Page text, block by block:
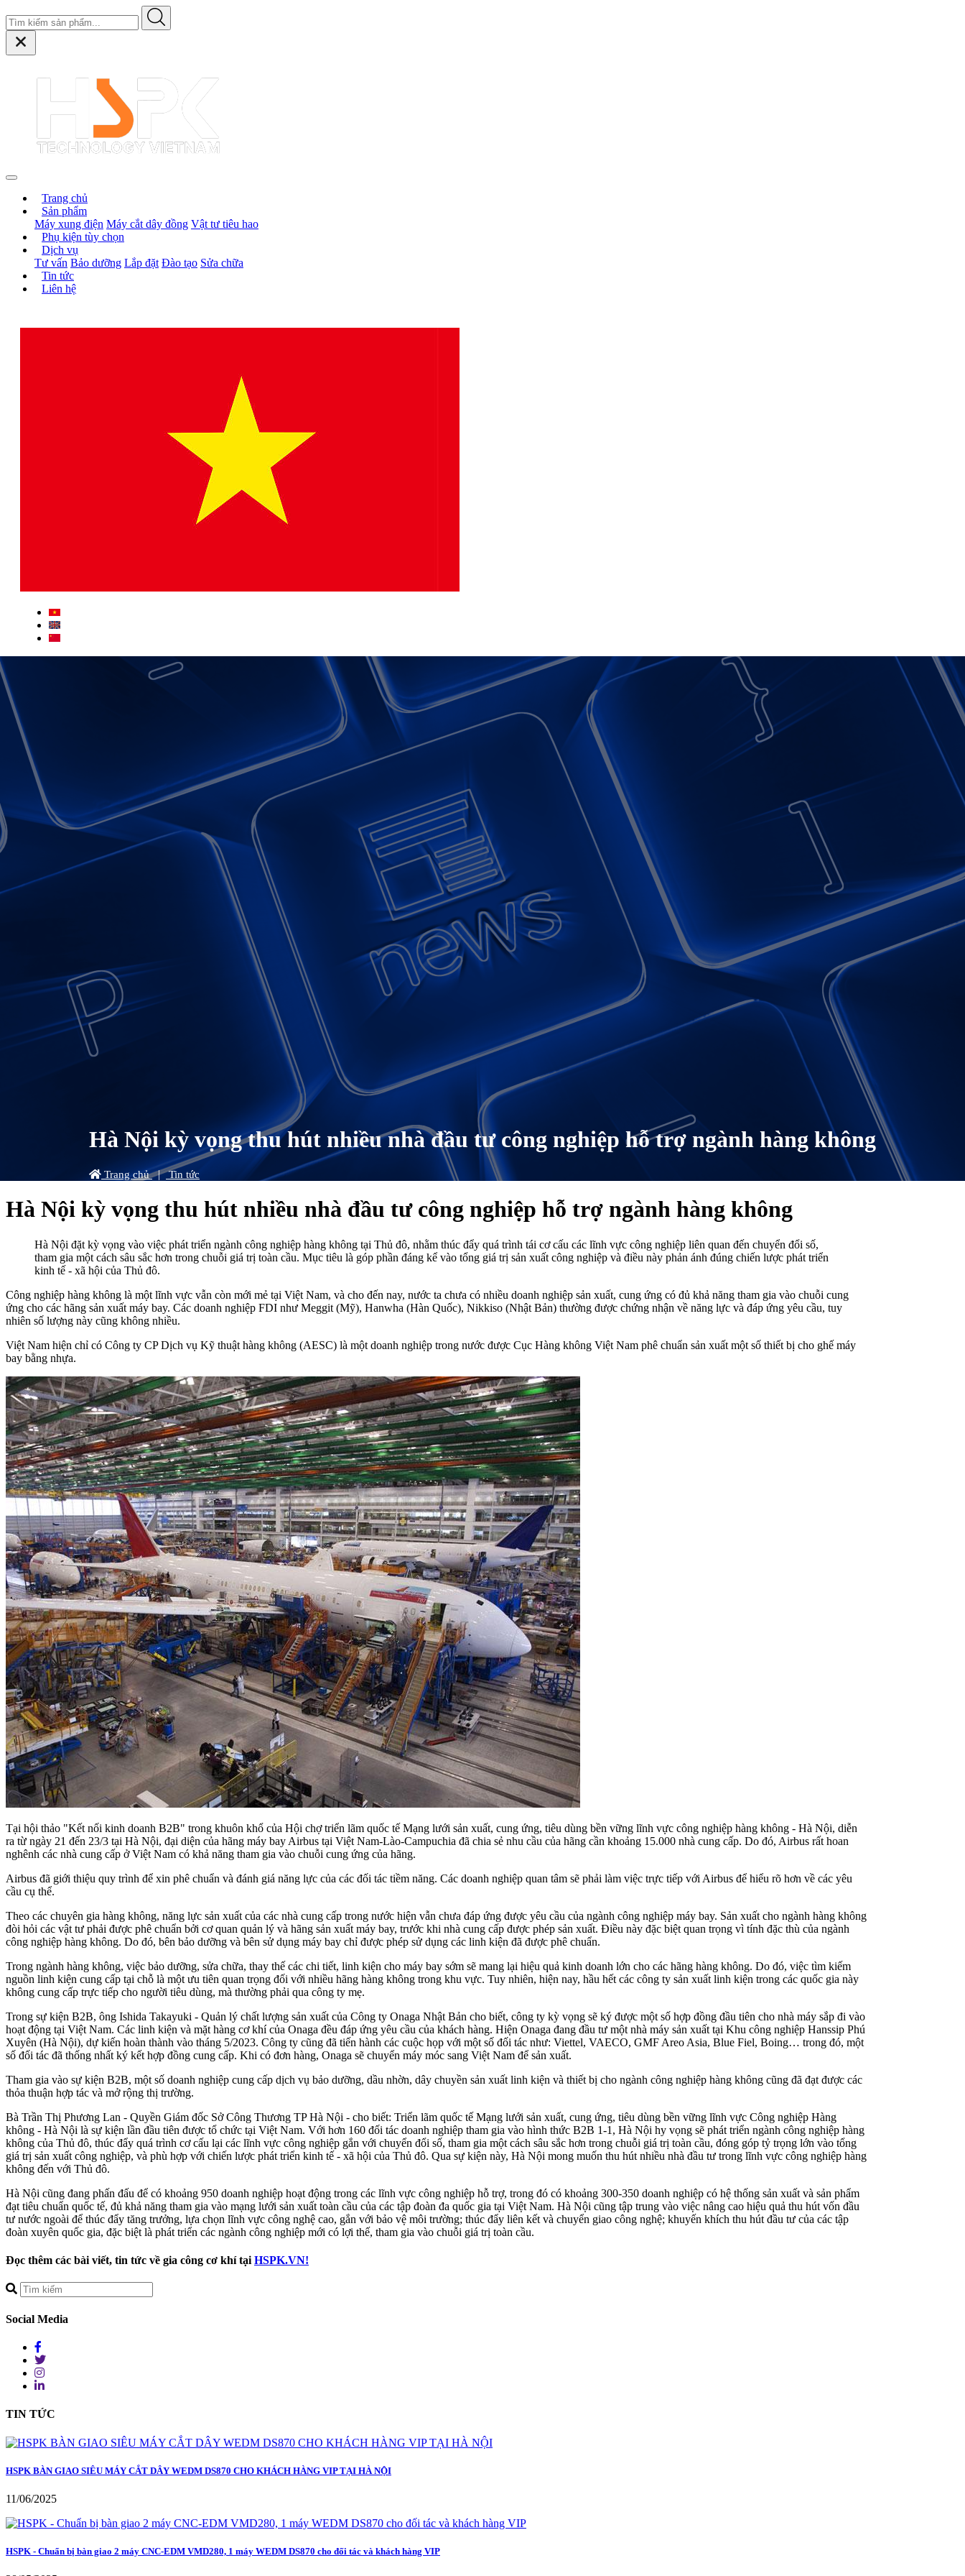
Trang chủ
Sản phẩm
Máy xung điện Máy cắt dây đồng Vật tư tiêu hao
Phụ kiện tùy chọn
Dịch vụ
Tư vấn Bảo dưỡng Lắp đặt Đào tạo Sửa chữa
Tin tức
Liên hệ
Hà Nội kỳ vọng thu hút nhiều nhà đầu tư công nghiệp hỗ trợ ngành hàng không
Trang chủ|Tin tức
Hà Nội kỳ vọng thu hút nhiều nhà đầu tư công nghiệp hỗ trợ ngành hàng không
Hà Nội đặt kỳ vọng vào việc phát triển ngành công nghiệp hàng không tại Thủ đô, nhằm thúc đẩy quá trình tái cơ cấu các lĩnh vực công nghiệp liên quan đến chuyển đổi số,
tham gia một cách sâu sắc hơn trong chuỗi giá trị toàn cầu. Mục tiêu là góp phần đáng kể vào tổng giá trị sản xuất công nghiệp và điều này phản ánh đúng chiến lược phát triển
kinh tế - xã hội của Thủ đô.
Công nghiệp hàng không là một lĩnh vực vẫn còn mới mẻ tại Việt Nam, và cho đến nay, nước ta chưa có nhiều doanh nghiệp sản xuất, cung ứng có đủ khả năng tham gia vào chuỗi cung
ứng cho các hãng sản xuất máy bay. Các doanh nghiệp FDI như Meggit (Mỹ), Hanwha (Hàn Quốc), Nikkiso (Nhật Bản) thường được chứng nhận về năng lực và đáp ứng yêu cầu, tuy
nhiên số lượng này cũng không nhiều.
Việt Nam hiện chỉ có Công ty CP Dịch vụ Kỹ thuật hàng không (AESC) là một doanh nghiệp trong nước được Cục Hàng không Việt Nam phê chuẩn sản xuất một số thiết bị cho ghế máy
bay bằng nhựa.
Tại hội thảo "Kết nối kinh doanh B2B" trong khuôn khổ của Hội chợ triển lãm quốc tế Mạng lưới sản xuất, cung ứng, tiêu dùng bền vững lĩnh vực công nghiệp hàng không - Hà Nội, diễn
ra từ ngày 21 đến 23/3 tại Hà Nội, đại diện của hãng máy bay Airbus tại Việt Nam-Lào-Campuchia đã chia sẻ nhu cầu của hãng cần khoảng 15.000 nhà cung cấp. Do đó, Airbus rất hoan
nghênh các nhà cung cấp ở Việt Nam có khả năng tham gia vào chuỗi cung ứng của hãng.
Airbus đã giới thiệu quy trình để xin phê chuẩn và đánh giá năng lực của các đối tác tiềm năng. Các doanh nghiệp quan tâm sẽ phải làm việc trực tiếp với Airbus để hiểu rõ hơn về các yêu
cầu cụ thể.
Theo các chuyên gia hàng không, năng lực sản xuất của các nhà cung cấp trong nước hiện vẫn chưa đáp ứng được yêu cầu của ngành công nghiệp máy bay. Sản xuất cho ngành hàng không
đòi hỏi các vật tư phải được phê chuẩn bởi cơ quan quản lý và hãng sản xuất máy bay, trước khi nhà cung cấp được phép sản xuất. Điều này đặc biệt quan trọng vì tính đặc thù của ngành
công nghiệp hàng không. Do đó, bên bảo dưỡng và bên sử dụng máy bay chỉ được phép sử dụng các linh kiện đã được phê chuẩn.
Trong ngành hàng không, việc bảo dưỡng, sửa chữa, thay thế các chi tiết, linh kiện cho máy bay sớm sẽ mang lại hiệu quả kinh doanh lớn cho các hãng hàng không. Do đó, việc tìm kiếm
nguồn linh kiện cung cấp tại chỗ là một ưu tiên quan trọng đối với nhiều hãng hàng không trong khu vực. Tuy nhiên, hiện nay, hầu hết các công ty sản xuất linh kiện trong các quốc gia này
không cung cấp trực tiếp cho người tiêu dùng, mà thường phải qua công ty mẹ.
Trong sự kiện B2B, ông Ishida Takayuki - Quản lý chất lượng sản xuất của Công ty Onaga Nhật Bản cho biết, công ty kỳ vọng sẽ ký được một số hợp đồng đầu tiên cho nhà máy sắp đi vào
hoạt động tại Việt Nam. Các linh kiện và mặt hàng cơ khí của Onaga đều đáp ứng yêu cầu của khách hàng. Hiện Onaga đang đầu tư một nhà máy sản xuất tại Khu công nghiệp Hanssip Phú
Xuyên (Hà Nội), dự kiến hoàn thành vào tháng 5/2023. Công ty cũng đã tiến hành các cuộc họp với một số đối tác như: Viettel, VAECO, GMF Areo Asia, Blue Fiel, Boing… trong đó, một
số đối tác đã thống nhất ký kết hợp đồng cung cấp. Khi có đơn hàng, Onaga sẽ chuyển máy móc sang Việt Nam để sản xuất.
Tham gia vào sự kiện B2B, một số doanh nghiệp cung cấp dịch vụ bảo dưỡng, dầu nhờn, dây chuyền sản xuất linh kiện và thiết bị cho ngành công nghiệp hàng không cũng đã đạt được các
thỏa thuận hợp tác và mở rộng thị trường.
Bà Trần Thị Phương Lan - Quyền Giám đốc Sở Công Thương TP Hà Nội - cho biết: Triển lãm quốc tế Mạng lưới sản xuất, cung ứng, tiêu dùng bền vững lĩnh vực Công nghiệp Hàng
không - Hà Nội là sự kiện lần đầu tiên được tổ chức tại Việt Nam. Với hơn 160 đối tác doanh nghiệp tham gia vào hình thức B2B 1-1, Hà Nội hy vọng sẽ phát triển ngành công nghiệp hàng
không của Thủ đô, thúc đẩy quá trình cơ cấu lại các lĩnh vực công nghiệp gắn với chuyển đổi số, tham gia một cách sâu sắc hơn trong chuỗi giá trị toàn cầu, đóng góp tỷ trọng lớn vào tổng
giá trị sản xuất công nghiệp, và phù hợp với chiến lược phát triển kinh tế - xã hội của Thủ đô. Qua sự kiện này, Hà Nội mong muốn thu hút nhiều nhà đầu tư trong lĩnh vực công nghiệp hàng
không đến với Thủ đô.
Hà Nội cũng đang phấn đấu để có khoảng 950 doanh nghiệp hoạt động trong các lĩnh vực công nghiệp hỗ trợ, trong đó có khoảng 300-350 doanh nghiệp có hệ thống sản xuất và sản phẩm
đạt tiêu chuẩn quốc tế, đủ khả năng tham gia vào mạng lưới sản xuất toàn cầu của các tập đoàn đa quốc gia tại Việt Nam. Hà Nội cũng tập trung vào việc nâng cao hiệu quả thu hút vốn đầu
tư nước ngoài để thúc đẩy tăng trưởng, lựa chọn lĩnh vực công nghệ cao, gắn với bảo vệ môi trường; thúc đẩy liên kết và chuyển giao công nghệ; khuyến khích thu hút đầu tư của các tập
đoàn xuyên quốc gia, đặc biệt là phát triển các ngành công nghiệp mới có lợi thế, tham gia vào chuỗi giá trị toàn cầu.
Đọc thêm các bài viết, tin tức về gia công cơ khí tại HSPK.VN!
Social Media
TIN TỨC
HSPK BÀN GIAO SIÊU MÁY CẮT DÂY WEDM DS870 CHO KHÁCH HÀNG VIP TẠI HÀ NỘI
11/06/2025
HSPK - Chuẩn bị bàn giao 2 máy CNC-EDM VMD280, 1 máy WEDM DS870 cho đối tác và khách hàng VIP